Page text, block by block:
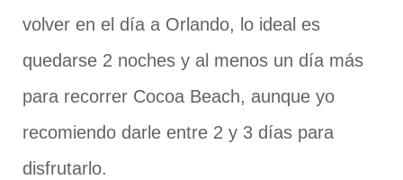
volver en el día a Orlando, lo ideal es
quedarse 2 noches y al menos un día más
para recorrer Cocoa Beach, aunque yo
recomiendo darle entre 2 y 3 días para
disfrutarlo.